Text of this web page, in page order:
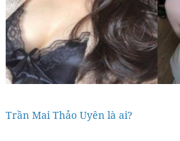
Trần Mai Thảo Uyên là ai?